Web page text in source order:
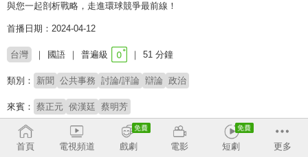
與您一起剖析戰略，走進環球競爭最前線！
首播日期：2024-04-12
台灣 國語 普遍級 51 分鐘
類別： 新聞 公共事務 討論/評論 辯論 政治
來賓： 蔡正元 侯漢廷 蔡明芳
主持：
首頁
電視頻道 戲劇 電影 短劇 更多